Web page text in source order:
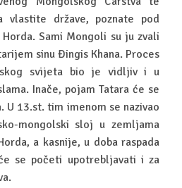
vlastite države, poznate pod
Sami Mongoli su ju zvali
sinu Đingis Khana. Proces
svijeta bio je vidljiv i u
Inače, pojam Tatara će se
13.st. tim imenom se nazivao
mongolski sloj u zemljama
a kasnije, u doba raspada
se početi upotrebljavati i za